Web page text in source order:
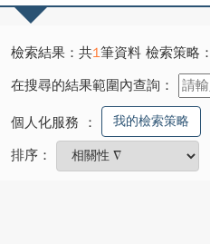
檢索結果：共1筆資料 檢索策略：
在搜尋的結果範圍內查詢：
個人化服務 ： 我的檢索策略
排序：